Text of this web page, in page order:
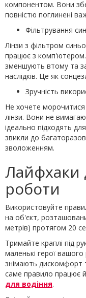
компонентом. Вони
повністю поглинені
Фільтрування
Лінзи з фільтром
працює з
зменшують втому та
наслідків. Це як
Зручність
Не хочете морочитися
лінзи. Вони не
ідеально підходять
звикли до
зволоженням.
Лайфхаки
роботи
Використовуйте
на об'єкт,
метрів) протягом 20
Тримайте краплі під
маленькі герої
знімають дискомфорт
саме правило працює
для водіння.